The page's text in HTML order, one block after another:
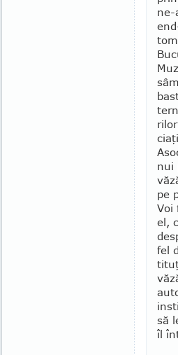
nui
pe
Voi
el,
fel
să
îl